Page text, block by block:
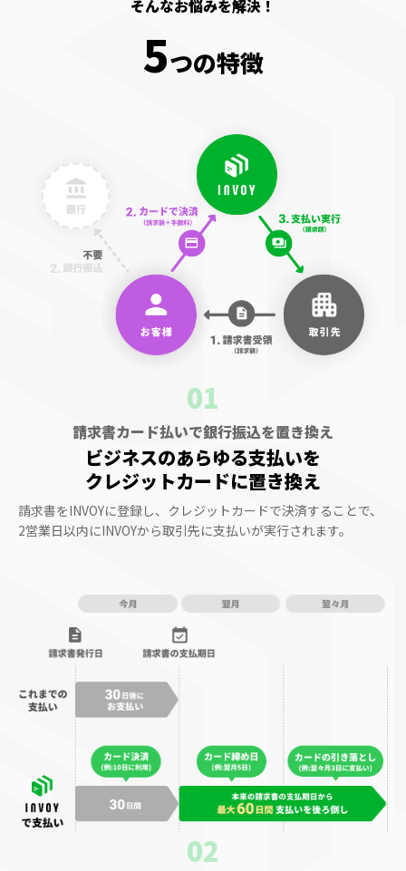
そんなお悩みを解決！
5つの特徴
01
請求書カード払いで銀行振込を置き換え
ビジネスのあらゆる支払いを
クレジットカードに置き換え
請求書をINVOYに登録し、クレジットカードで決済することで、
2営業日以内にINVOYから取引先に支払いが実行されます。
02